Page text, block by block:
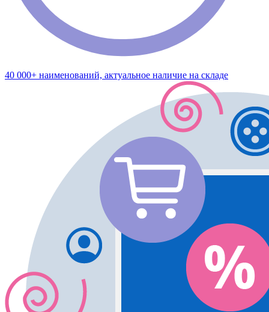
40 000+ наименований, актуальное наличие на складе